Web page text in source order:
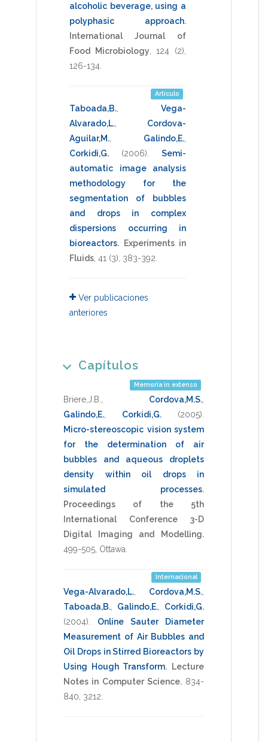
alcoholic beverage, using a
polyphasic approach.
International Journal of
Food Microbiology ,124 (2),
126-134
Artículo
Taboada,B.
Vega-
Alvarado,L.
Cordova-
Aguilar,M.
Galindo,E.
Corkidi,G.
(2006)
Semi-
automatic image analysis
methodology for the
segmentation of bubbles
and drops in complex
dispersions occurring in
bioreactors. Experiments in
Fluids 41 (3), 383-392
Ver publicaciones
anteriores
Capítulos
Memoria in extenso
Briere,J.B. Cordova,M.S.
Galindo,E.
Corkidi,G. (2005)
Micro-stereoscopic vision system
for the determination of air
bubbles and aqueous droplets
density within oil drops in
simulated processes.
Proceedings of the 5th
International Conference 3-D
Digital Imaging and Modelling.
499-505 Ottawa
Internacional
Vega-Alvarado,L. Cordova,M.S.
Taboada,B.
Galindo,E.
Corkidi,G.
(2004)
Online Sauter Diameter
Measurement of Air Bubbles and
Oil Drops in Stirred Bioreactors by
Using Hough Transform. Lecture
Notes in Computer Science. 834-
840 3212